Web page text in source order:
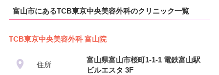
富山市にあるTCB東京中央美容外科のクリニック一覧
TCB東京中央美容外科 富山院
住所
富山県富山市桜町1-1-1 電鉄富山駅
ビルエスタ 3F